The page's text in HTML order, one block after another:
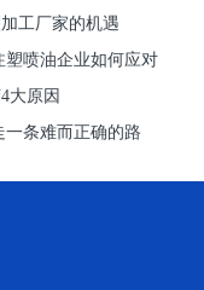
工厂家的机遇
塑喷油企业如何应对
大原因
条难而正确的路